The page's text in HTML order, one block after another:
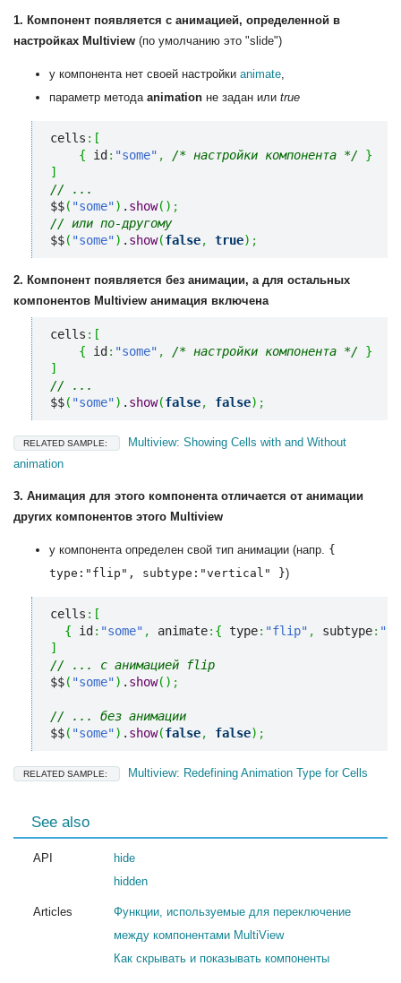
1. Компонент появляется с анимацией, определенной в
настройках Multiview (по умолчанию это "slide")
у компонента нет своей настройки animate,
параметр метода animation не задан или true
cells : [
{ id : "some" , /* настройки компонента */
}
]
// ...
$$( "some") . show( ) ;
// или по-другому
$$( "some") . show(false, true) ;
2. Компонент появляется без анимации, а для остальных
компонентов Multiview анимация включена
cells : [
{ id : "some" , /* настройки компонента */
}
]
// ...
$$( "some") . show(false, false) ;
RELATED SAMPLE:
Multiview: Showing Cells with and Without
animation
3. Анимация для этого компонента отличается от анимации
других компонентов этого Multiview
у компонента определен свой тип анимации (напр. {
type:"flip", subtype:"vertical" })
cells : [
{ id : "some" , animate: { type: "flip" , subtype:
]
// ... с анимацией flip
$$( "some") . show( ) ;
// ... без анимации
$$( "some") . show(false, false) ;
RELATED SAMPLE: Multiview: Redefining Animation Type for Cells
See also
API
hide
hidden
Articles
Функции, используемые для переключение
между компонентами MultiView
Как скрывать и показывать компоненты